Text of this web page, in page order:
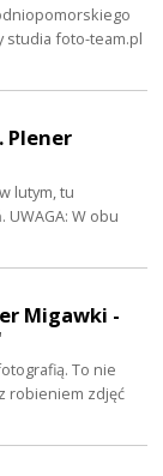
studia foto-team.pl
Plener
lutym, tu
W obu
Migawki -
To nie
robieniem zdjęć